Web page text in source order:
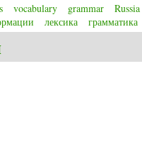
vocabulary grammar Russia
лексика грамматика